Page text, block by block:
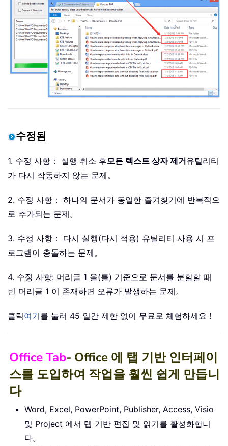
수정됨
1. 수정 사항： 실행 취소 후모든 텍스트 상자 제거유틸리티
가 다시 작동하지 않는 문제。
2. 수정 사항： 하나의 문서가 동일한 즐겨찾기에 반복적으
로 추가되는 문제。
3. 수정 사항： 다시 실행(다시 적용) 유틸리티 사용 시 프
로그램이 충돌하는 문제。
4. 수정 사항: 머리글 1 을(를) 기준으로 문서를 분할할 때
빈 머리글 1 이 존재하면 오류가 발생하는 문제。
클릭여기를 눌러 45 일간 제한 없이 무료로 체험하세요！
Office Tab- Office 에 탭 기반 인터페이
스를 도입하여 작업을 훨씬 쉽게 만듭니
다
Word, Excel, PowerPoint, Publisher, Access, Visio
및 Project 에서 탭 기반 편집 및 읽기를 활성화합니
다。